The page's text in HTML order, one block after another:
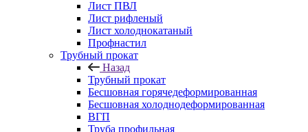
Лист ПВЛ
Лист рифленый
Лист холоднокатаный
Профнастил
Трубный прокат
Назад
Трубный прокат
Бесшовная горячедеформированная
Бесшовная холоднодеформированная
ВГП
Труба профильная